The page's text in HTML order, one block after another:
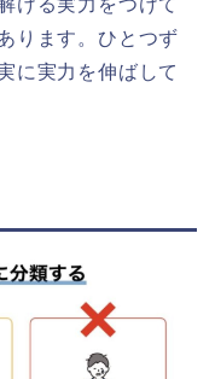
ける実力をつけて
ります。ひとつず
に実力を伸ばして